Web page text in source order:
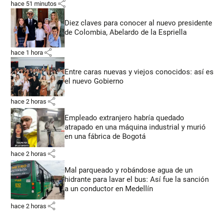
hace 51 minutos share
Diez claves para conocer al nuevo presidente
de Colombia, Abelardo de la Espriella
hace 1 hora share
Entre caras nuevas y viejos conocidos: así es
el nuevo Gobierno
hace 2 horas share
Empleado extranjero habría quedado
atrapado en una máquina industrial y murió
en una fábrica de Bogotá
hace 2 horas share
Mal parqueado y robándose agua de un
hidrante para lavar el bus: Así fue la sanción
a un conductor en Medellín
hace 2 horas share